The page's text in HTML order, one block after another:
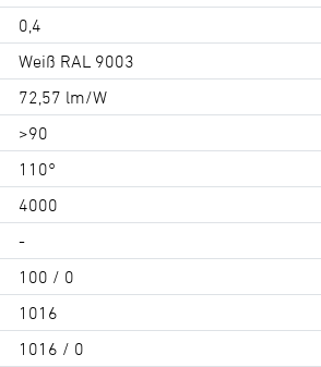
0,4
Weiß RAL 9003
72,57 lm/W
>90
110°
4000
-
100 / 0
1016
1016 / 0